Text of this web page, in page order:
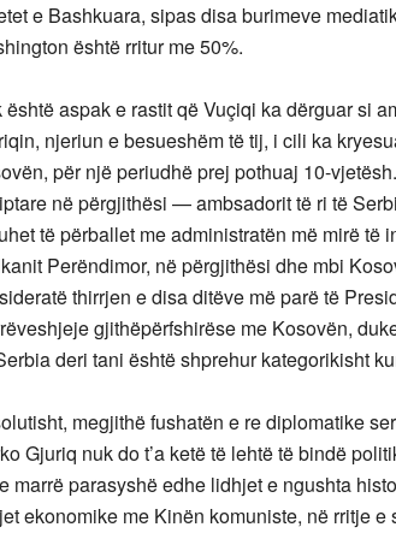
e Bashkuara, sipas disa burimeve
është rritur me 50%.
është aspak e rastit që Vuçiqi ka dërguar si
njeriun e besueshëm të tij, i cili ka
për një periudhë prej pothuaj 10-
në përgjithësi — ambsadorit të ri të
të përballet me administratën më mirë
Perëndimor, në përgjithësi dhe mbi
thirrjen e disa ditëve më parë të
gjithëpërfshirëse me Kosovën,
deri tani është shprehur kategorikisht
megjithë fushatën e re diplomatike
Gjuriq nuk do t’a ketë të lehtë të bindë
marrë parasyshë edhe lidhjet e ngushta
ekonomike me Kinën komuniste, në rritje